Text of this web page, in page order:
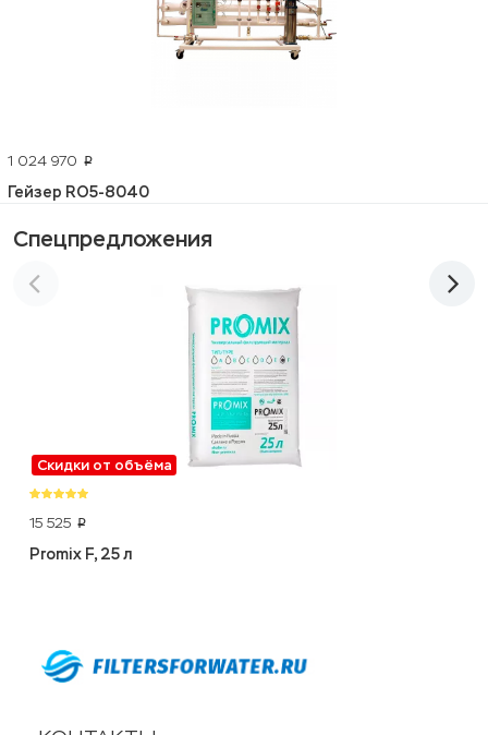
1 024 970 p
Гейзер RO5-8040
Спецпредложения
Скидки от объёма
15 525 p
Promix F, 25 л